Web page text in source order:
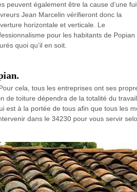
peuvent également être la cause d’une
Jean Marcelin vérifieront donc la
horizontale et verticale. Le
pour les habitants de Popian
quoi qu’il en soit.
cela, tous les entreprises ont ses
de toiture dépendra de la totalité du
est à la portée de tous afin que tous les
dans le 34230 pour vous servir